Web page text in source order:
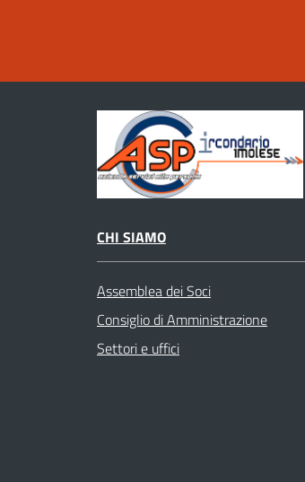
CHI SIAMO
Assemblea dei Soci
Consiglio di Amministrazione
Settori e uffici